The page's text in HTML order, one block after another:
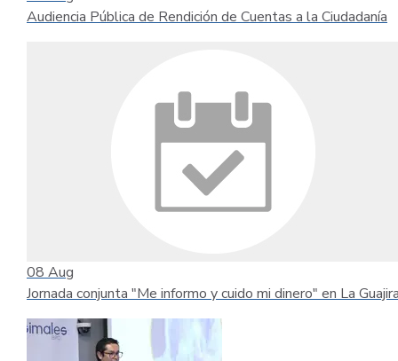
Audiencia Pública de Rendición de Cuentas a la Ciudadanía
08 Aug
Jornada conjunta "Me informo y cuido mi dinero" en La